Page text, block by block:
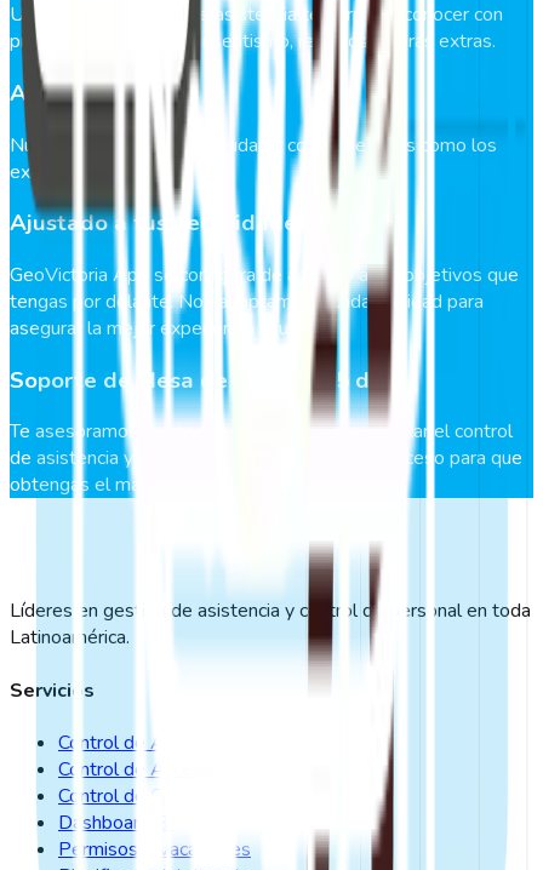
Un adecuado control de asistencia te permitirá conocer con
precisión las cifras de ausentismo, retrasos y horas extras.
Ahorro de dinero
Nuestras soluciones te ayudan a corregir errores como los
excesos de horas extras.
Ajustado a tus necesidades
GeoVictoria App se configura de acuerdo a los objetivos que
tengas por delante. Nos adaptamos a cada realidad para
asegurar la mejor experiencia usuaria.
Soporte de Mesa de Ayuda 365 días
Te asesoramos con todo lo necesario para instalar el control
de asistencia y te acompañamos durante el proceso para que
obtengas el máximo provecho.
Líderes en gestión de asistencia y control de personal en toda
Latinoamérica.
Servicios
Control de Asistencia
Control de Acceso
Control de Comedor
Dashboard BI
Permisos y Vacaciones